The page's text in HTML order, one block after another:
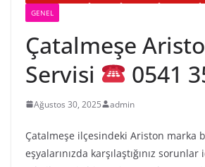
GENEL
Çatalmeşe
Servisi
0541
Ağustos 30, 2025 admin
Çatalmeşe ilçesindeki Ariston marka
eşyalarınızda karşılaştığınız